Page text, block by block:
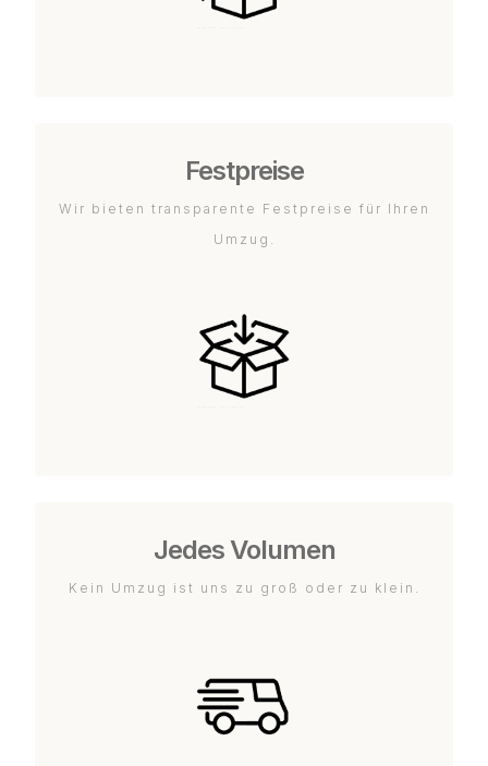
Festpreise
Wir bieten transparente Festpreise für Ihren
Umzug.
Jedes Volumen
Kein Umzug ist uns zu groß oder zu klein.